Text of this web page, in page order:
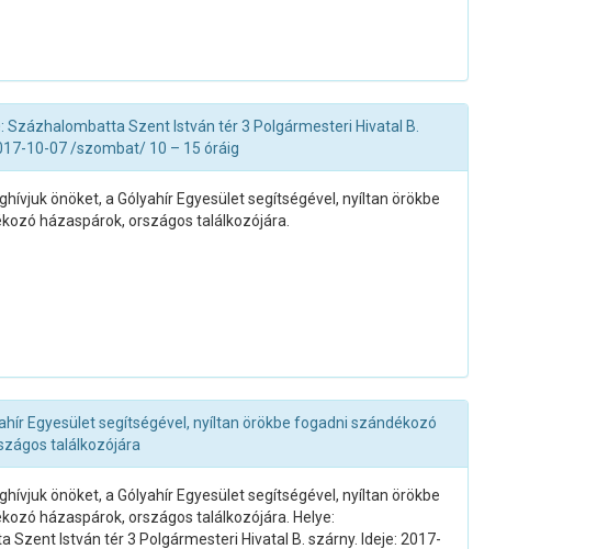
Százhalombatta Szent István tér 3 Polgármesteri Hivatal B.
10-07 /szombat/ 10 – 15 óráig
önöket, a Gólyahír Egyesület segítségével, nyíltan örökbe
házaspárok, országos találkozójára.
Egyesület segítségével, nyíltan örökbe fogadni szándékozó
találkozójára
önöket, a Gólyahír Egyesület segítségével, nyíltan örökbe
házaspárok, országos találkozójára. Helye:
Szent István tér 3 Polgármesteri Hivatal B. szárny. Ideje: 2017-